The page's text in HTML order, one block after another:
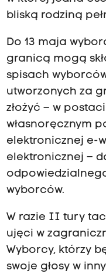
bliską rodziną
Do 13 maja
granicą mogą
spisach
utworzonych za
złożyć – w
własnoręcznym
elektronicznej e-
elektronicznej –
wyborców.
W razie II tury
ujęci w
Wyborcy, którzy
swoje głosy w